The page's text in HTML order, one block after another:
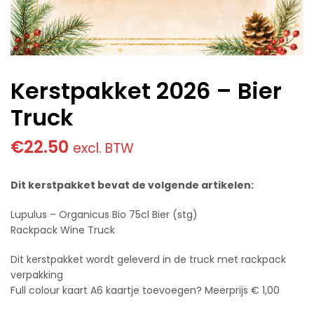
Kerstpakket 2026 – Bier
Truck
€22.50 excl. BTW
Dit kerstpakket bevat de volgende artikelen:
Lupulus – Organicus Bio 75cl Bier (stg)
Rackpack Wine Truck
Dit kerstpakket wordt geleverd in de truck met rackpack
verpakking
Full colour kaart A6 kaartje toevoegen? Meerprijs € 1,00